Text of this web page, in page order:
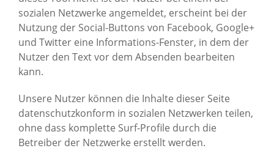
sozialen Netzwerke angemeldet, erscheint bei der
Nutzung der Social-Buttons von Facebook, Google+
und Twitter eine Informations-Fenster, in dem der
Nutzer den Text vor dem Absenden bearbeiten
kann.
Unsere Nutzer können die Inhalte dieser Seite
datenschutzkonform in sozialen Netzwerken teilen,
ohne dass komplette Surf-Profile durch die
Betreiber der Netzwerke erstellt werden.